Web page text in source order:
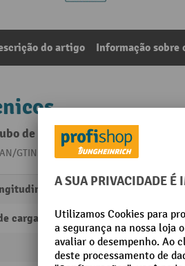
do artigo Informação sobre
de aço, capacidade de carga
GTIN:4052293757273Da categoria:
660 mm
carga 320 mm
200 kg